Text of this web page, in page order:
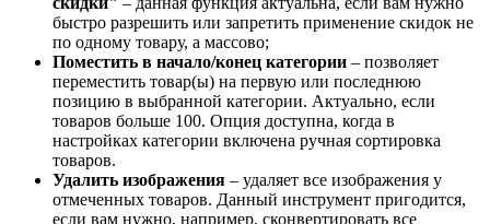
быстро разрешить или запретить применение скидок не
по одному товару, а массово;
Поместить в начало/конец категории – позволяет
переместить товар(ы) на первую или последнюю
позицию в выбранной категории. Актуально, если
товаров больше 100. Опция доступна, когда в
настройках категории включена ручная сортировка
товаров.
Удалить изображения – удаляет все изображения у
отмеченных товаров. Данный инструмент пригодится,
если вам нужно, например, сконвертировать все